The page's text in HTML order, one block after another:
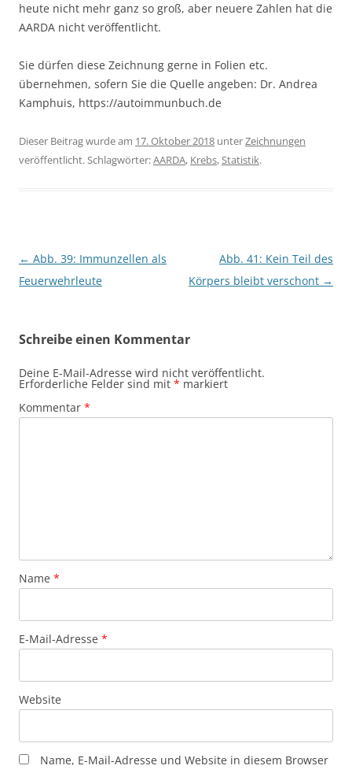
heute nicht mehr ganz so groß, aber neuere Zahlen hat die
AARDA nicht veröffentlicht.
Sie dürfen diese Zeichnung gerne in Folien etc.
übernehmen, sofern Sie die Quelle angeben: Dr. Andrea
Kamphuis, https://autoimmunbuch.de
Dieser Beitrag wurde am 17. Oktober 2018 unterZeichnungen
veröffentlicht. Schlagwörter:AARDA, Krebs,Statistik.
Beitragsnavigation
← Abb. 39: Immunzellen als
Feuerwehrleute
Abb. 41: Kein Teil des
Körpers bleibt verschont →
Schreibe einen Kommentar
Deine E-Mail-Adresse wird nicht veröffentlicht.
Erforderliche Felder sind mit * markiert
Kommentar *
Name *
E-Mail-Adresse *
Website
Name, E-Mail-Adresse und Website in diesem Browser